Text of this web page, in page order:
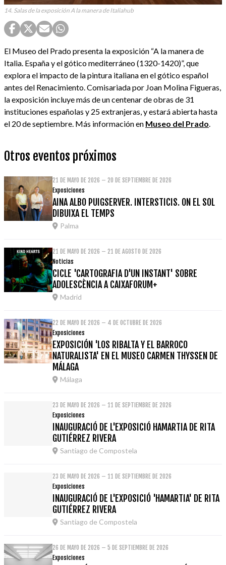
14. Salas de la exposición A la manera de Italiahub
El Museo del Prado presenta la exposición “A la manera de
Italia. España y el gótico mediterráneo (1320-1420)”, que
explora el impacto de la pintura italiana en el gótico español
antes del Renacimiento. Comisariada por Joan Molina Figueras,
la exposición incluye más de un centenar de obras de 31
instituciones españolas y 25 extranjeras, y estará abierta hasta
el 20 de septiembre. Más información en Museo del Prado
Otros eventos próximos
21 DE MAYO DE 2026 – 20 DE SEPTIEMBRE DE 2026
Exposiciones
AINA ALBO PUIGSERVER. INTERSTICIS. ON EL SOL
DIBUIXA EL TEMPS
Palma
21 DE MAYO DE 2026 – 21 DE AGOSTO DE 2026
Noticias
CICLE 'CARTOGRAFIA D'UN INSTANT' SOBRE
ADOLESCÈNCIA A CAIXAFORUM+
Madrid
22 DE MAYO DE 2026 – 4 DE OCTUBRE DE 2026
Exposiciones
EXPOSICIÓN 'LOS RIBALTA Y EL BARROCO
NATURALISTA' EN EL MUSEO CARMEN THYSSEN DE
MÁLAGA
Málaga
23 DE MAYO DE 2026 – 11 DE SEPTIEMBRE DE 2026
Exposiciones
INAUGURACIÓ DE L'EXPOSICIÓ HAMARTIA DE RITA
GUTIÉRREZ RIVERA
Santiago de Compostela
23 DE MAYO DE 2026 – 11 DE SEPTIEMBRE DE 2026
Exposiciones
INAUGURACIÓ DE L'EXPOSICIÓ 'HAMARTIA' DE RITA
GUTIÉRREZ RIVERA
Santiago de Compostela
26 DE MAYO DE 2026 – 5 DE SEPTIEMBRE DE 2026
Exposiciones